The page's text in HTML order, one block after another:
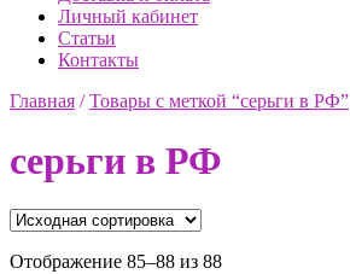
Личный кабинет
Статьи
Контакты
Главная /Товары с меткой “серьги в РФ”
серьги в РФ
Отображение 85–88 из 88